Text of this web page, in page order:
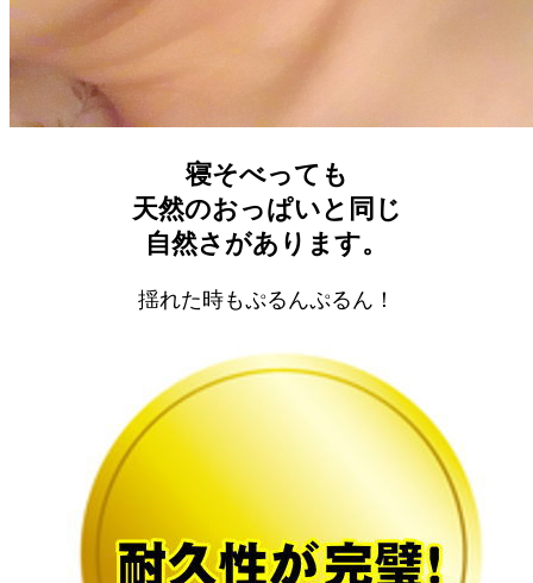
寝そべっても
天然のおっぱいと同じ
自然さがあります。
揺れた時もぷるんぷるん！